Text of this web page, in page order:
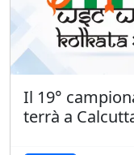
Il 19°
terrà a